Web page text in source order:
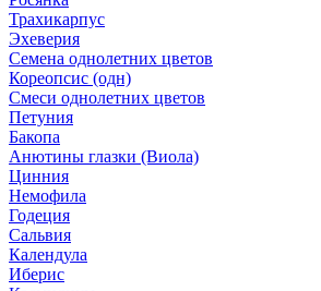
Трахикарпус
Эхеверия
Семена однолетних цветов
Кореопсис (одн)
Смеси однолетних цветов
Петуния
Бакопа
Анютины глазки (Виола)
Цинния
Немофила
Годеция
Сальвия
Календула
Иберис